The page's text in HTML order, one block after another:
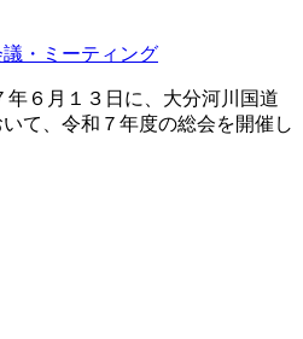
議・ミーティング
６月１３日に、大分河川国道
て、令和７年度の総会を開催し